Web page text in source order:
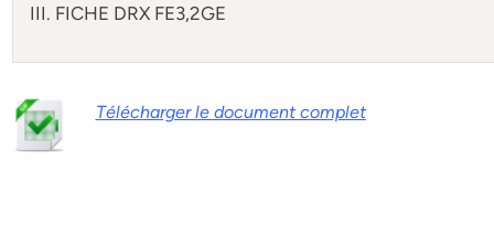
III. FICHE DRX FE3,2GE
Télécharger le document complet